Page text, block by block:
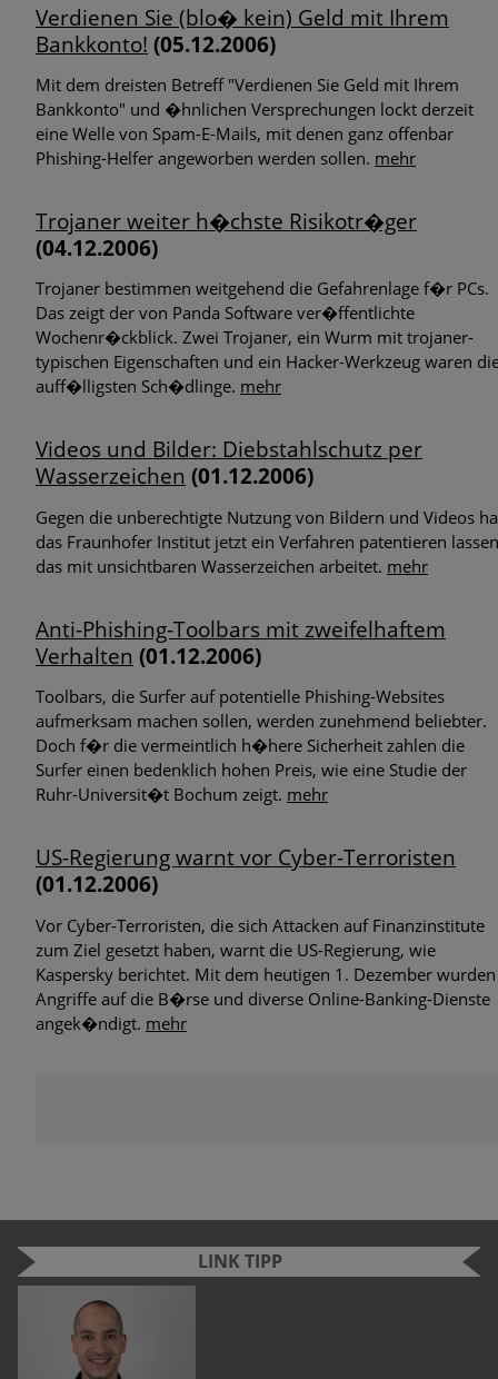
Verdienen Sie (blo� kein) Geld mit Ihrem
Bankkonto! (05.12.2006)
Mit dem dreisten Betreff "Verdienen Sie Geld mit Ihrem
Bankkonto" und �hnlichen Versprechungen lockt derzeit
eine Welle von Spam-E-Mails, mit denen ganz offenbar
Phishing-Helfer angeworben werden sollen. mehr
Trojaner weiter h�chste Risikotr�ger
(04.12.2006)
Trojaner bestimmen weitgehend die Gefahrenlage f�r PCs.
Das zeigt der von Panda Software ver�ffentlichte
Wochenr�ckblick. Zwei Trojaner, ein Wurm mit trojaner-
typischen Eigenschaften und ein Hacker-Werkzeug waren
auff�lligsten Sch�dlinge. mehr
Videos und Bilder: Diebstahlschutz per
Wasserzeichen (01.12.2006)
Gegen die unberechtigte Nutzung von Bildern und Videos
das Fraunhofer Institut jetzt ein Verfahren patentieren
das mit unsichtbaren Wasserzeichen arbeitet. mehr
Anti-Phishing-Toolbars mit zweifelhaftem
Verhalten (01.12.2006)
Toolbars, die Surfer auf potentielle Phishing-Websites
aufmerksam machen sollen, werden zunehmend beliebter.
Doch f�r die vermeintlich h�here Sicherheit zahlen die
Surfer einen bedenklich hohen Preis, wie eine Studie der
Ruhr-Universit�t Bochum zeigt. mehr
US-Regierung warnt vor Cyber-Terroristen
(01.12.2006)
Vor Cyber-Terroristen, die sich Attacken auf Finanzinstitute
zum Ziel gesetzt haben, warnt die US-Regierung, wie
Kaspersky berichtet. Mit dem heutigen 1. Dezember wurden
Angriffe auf die B�rse und diverse Online-Banking-Dienste
angek�ndigt. mehr
LINK TIPP